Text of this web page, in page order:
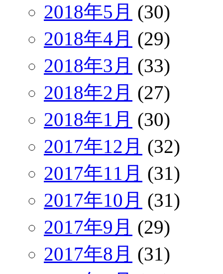
2018年5月 (30)
2018年4月 (29)
2018年3月 (33)
2018年2月 (27)
2018年1月 (30)
2017年12月 (32)
2017年11月 (31)
2017年10月 (31)
2017年9月 (29)
2017年8月 (31)